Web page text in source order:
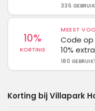
335
10%
KORTING
MEEST
Code
10%
180
Korting bij Villapark